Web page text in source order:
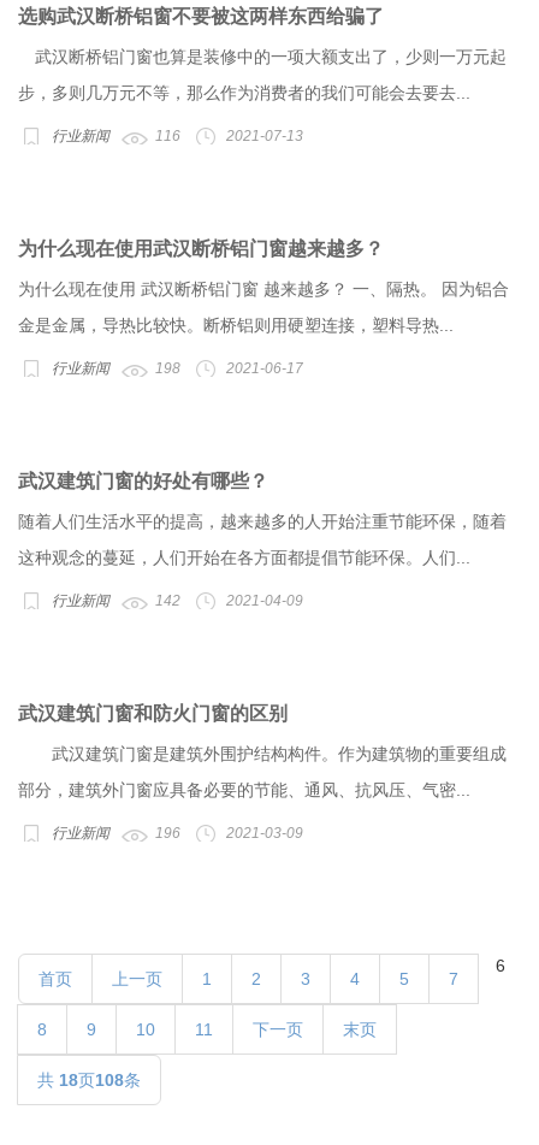
选购武汉断桥铝窗不要被这两样东西给骗了
武汉断桥铝门窗也算是装修中的一项大额支出了，少则一万元起
步，多则几万元不等，那么作为消费者的我们可能会去要去...
行业新闻 116 2021-07-13
为什么现在使用武汉断桥铝门窗越来越多？
为什么现在使用 武汉断桥铝门窗 越来越多？ 一、隔热。 因为铝合
金是金属，导热比较快。断桥铝则用硬塑连接，塑料导热...
行业新闻 198 2021-06-17
武汉建筑门窗的好处有哪些？
随着人们生活水平的提高，越来越多的人开始注重节能环保，随着
这种观念的蔓延，人们开始在各方面都提倡节能环保。人们...
行业新闻 142 2021-04-09
武汉建筑门窗和防火门窗的区别
武汉建筑门窗是建筑外围护结构构件。作为建筑物的重要组成
部分，建筑外门窗应具备必要的节能、通风、抗风压、气密...
行业新闻 196 2021-03-09
首页 上一页 1 2 3 4 5
6
7
8 9 10 11 下一页 末页
共 18页108条